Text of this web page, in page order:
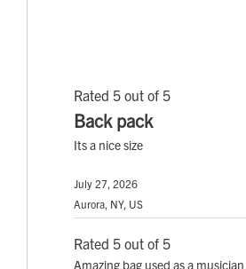
Rated 5 out of 5
Back pack
Its a nice size
July 27, 2026
Aurora, NY, US
Rated 5 out of 5
Amazing bag used as a